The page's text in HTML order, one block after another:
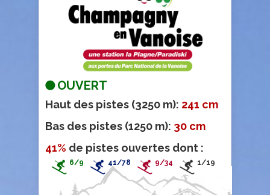
OUVERT
Haut des pistes (3250 m): 241 cm
Bas des pistes (1250 m): 30 cm
41% de pistes ouvertes dont :
6/9 41/78 9/34 1/19